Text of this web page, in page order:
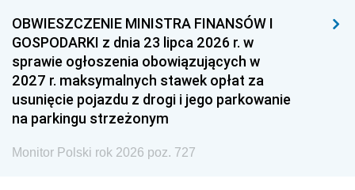
OBWIESZCZENIE MINISTRA FINANSÓW I
GOSPODARKI z dnia 23 lipca 2026 r. w
sprawie ogłoszenia obowiązujących w
2027 r. maksymalnych stawek opłat za
usunięcie pojazdu z drogi i jego parkowanie
na parkingu strzeżonym
Monitor Polski rok 2026 poz. 727